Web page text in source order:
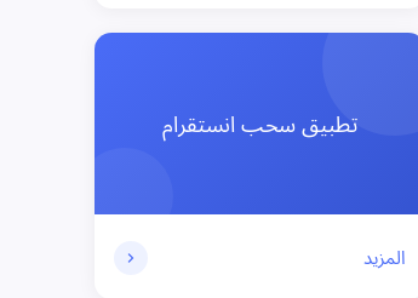
تطبيق سحب انستقرام
المزيد